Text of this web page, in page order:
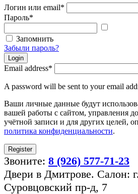
Логин или email*
Пароль*
Запомнить
Забыли пароль?
Login
Email address*
A password will be sent to your email
Ваши личные данные будут
вашей работы с сайтом, управления
учётной записи и для других целей,
политика конфиденциальности.
Register
Звоните: 8 (926) 577-71-23
Двери в Дмитрове. Салон:
Суровцовский пр-д, 7